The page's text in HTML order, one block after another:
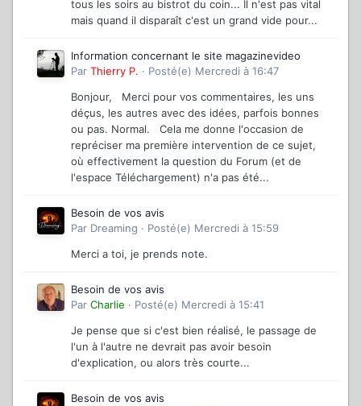
tous les soirs au bistrot du coin... Il n'est pas vital
mais quand il disparaît c'est un grand vide pour...
Information concernant le site magazinevideo
Par Thierry P. · Posté(e) Mercredi à 16:47
Bonjour, Merci pour vos commentaires, les uns
déçus, les autres avec des idées, parfois bonnes
ou pas. Normal. Cela me donne l'occasion de
repréciser ma première intervention de ce sujet,
où effectivement la question du Forum (et de
l'espace Téléchargement) n'a pas été...
Besoin de vos avis
Par Dreaming · Posté(e) Mercredi à 15:59
Merci a toi, je prends note.
Besoin de vos avis
Par Charlie · Posté(e) Mercredi à 15:41
Je pense que si c'est bien réalisé, le passage de
l'un à l'autre ne devrait pas avoir besoin
d'explication, ou alors très courte...
Besoin de vos avis